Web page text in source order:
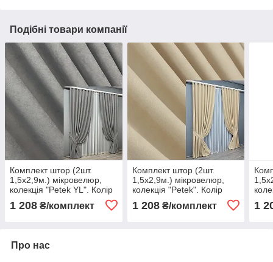
Подібні товари компанії
Комплект штор (2шт.
1,5х2,9м.) мікровелюр,
колекція "Petek YL". Колір
сірий. Код 2012ш 33-1020
1 208 ₴/комплект
Комплект штор (2шт.
1,5х2,9м.) мікровелюр,
колекція "Petek". Колір
бежевий. Код 1826ш 33-
0818
1 208₴/комплект 1
Про нас